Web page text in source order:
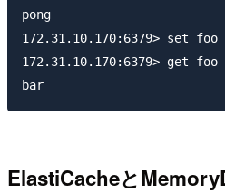
pong
172.31.10.170:6379> set foo
172.31.10.170:6379> get foo
ElastiCacheと